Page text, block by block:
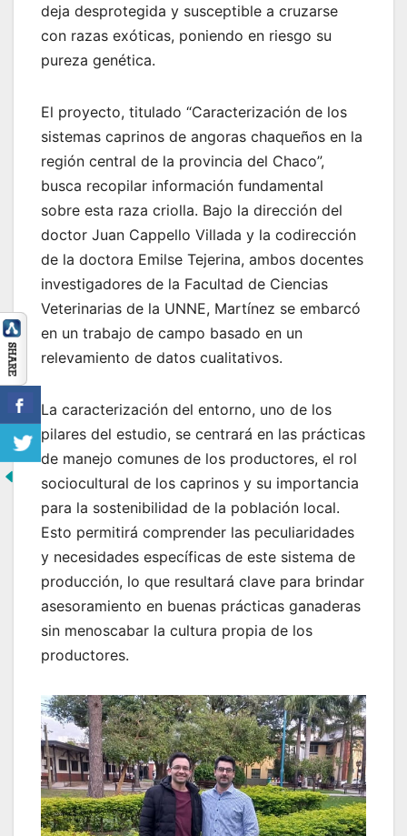
deja desprotegida y susceptible a cruzarse
con razas exóticas, poniendo en riesgo su
pureza genética.
El proyecto, titulado “Caracterización de los
sistemas caprinos de angoras chaqueños en la
región central de la provincia del Chaco”,
busca recopilar información fundamental
sobre esta raza criolla. Bajo la dirección del
doctor Juan Cappello Villada y la codirección
de la doctora Emilse Tejerina, ambos docentes
investigadores de la Facultad de Ciencias
Veterinarias de la UNNE, Martínez se embarcó
en un trabajo de campo basado en un
relevamiento de datos cualitativos.
La caracterización del entorno, uno de los
pilares del estudio, se centrará en las prácticas
de manejo comunes de los productores, el rol
sociocultural de los caprinos y su importancia
para la sostenibilidad de la población local.
Esto permitirá comprender las peculiaridades
y necesidades específicas de este sistema de
producción, lo que resultará clave para brindar
asesoramiento en buenas prácticas ganaderas
sin menoscabar la cultura propia de los
productores.